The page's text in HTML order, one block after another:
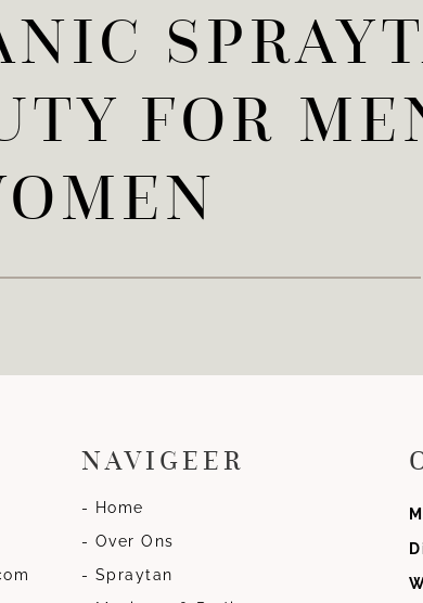
FOR
NAVIGEER
- Home
- Over Ons
- Spraytan